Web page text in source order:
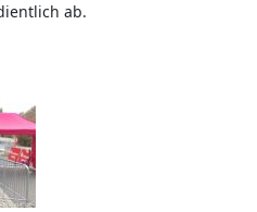
ab.